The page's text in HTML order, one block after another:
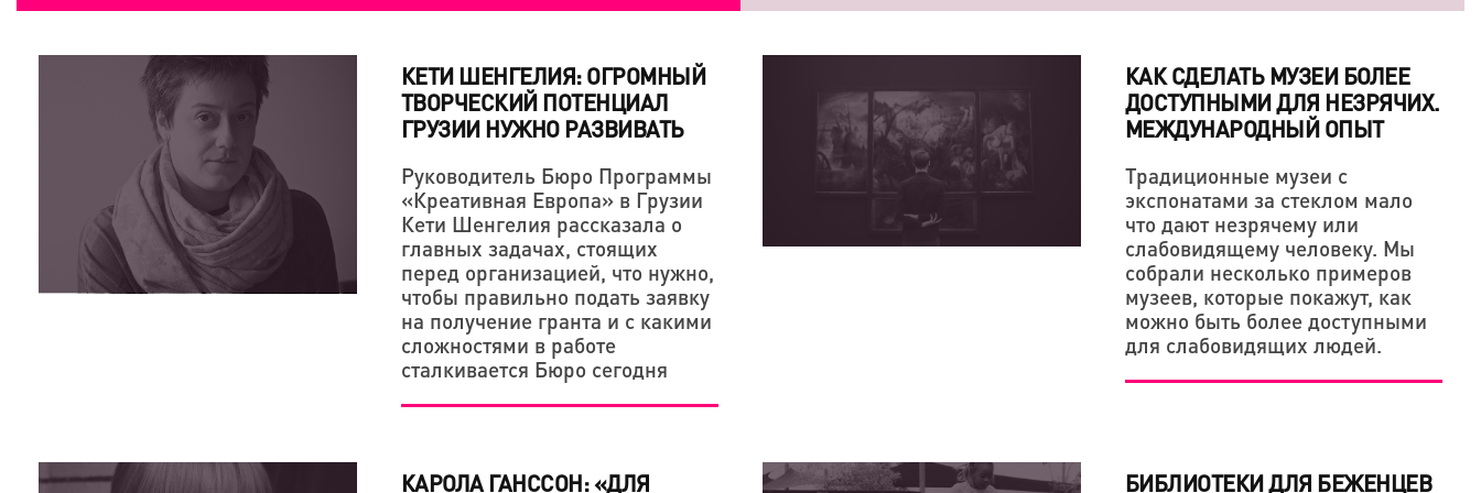
«СЕРГЕЙ ПАРАДЖАНОВ ОДНАЖДЫ ПООБЕЩАЛ ОТОМСТИТЬ МИРУ
ЛЮБОВЬЮ — НАША ТВОРЧЕСКАЯ ПОЗИЦИЯ ТОЖЕ ДЕРЖИТСЯ НА
ТВОЯ АВТОРСКАЯ КОЛОНКА НА CULTURE&CREATIVITY
КЕТИ ШЕНГЕЛИЯ: ОГРОМНЫЙ
ТВОРЧЕСКИЙ ПОТЕНЦИАЛ
ГРУЗИИ НУЖНО РАЗВИВАТЬ
Руководитель Бюро Программы
«Креативная Европа» в Грузии
Кети Шенгелия рассказала о
главных задачах, стоящих
перед организацией, что нужно,
чтобы правильно подать заявку
на получение гранта и с какими
сложностями в работе
сталкивается Бюро сегодня
КАК СДЕЛАТЬ МУЗЕИ БОЛЕЕ
ДОСТУПНЫМИ ДЛЯ НЕЗРЯЧИХ.
МЕЖДУНАРОДНЫЙ ОПЫТ
Традиционные музеи с
экспонатами за стеклом мало
что дают незрячему или
слабовидящему человеку. Мы
собрали несколько примеров
музеев, которые покажут, как
можно быть более доступными
для слабовидящих людей.
КАРОЛА ГАНССОН: «ДЛЯ БИБЛИОТЕКИ ДЛЯ БЕЖЕНЦЕВ